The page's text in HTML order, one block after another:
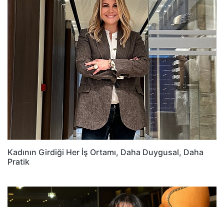
Kadının Girdiği Her İş Ortamı, Daha Duygusal, Daha
Pratik